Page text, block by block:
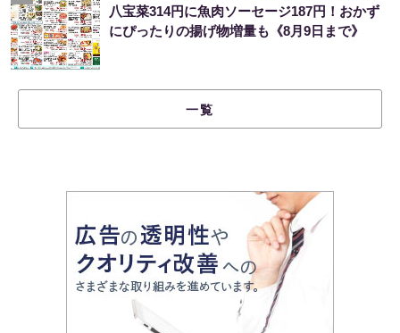
八宝菜314円に魚肉ソーセージ187円！おかず
にぴったりの揚げ物増量も《8月9日まで》
一覧